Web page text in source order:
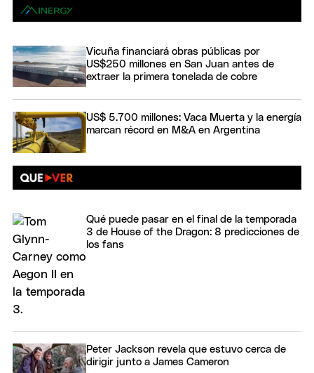
Vicuña financiará obras públicas por
US$250 millones en San Juan antes de
extraer la primera tonelada de cobre
US$ 5.700 millones: Vaca Muerta y la energía
marcan récord en M&A en Argentina
Qué puede pasar en el final de la temporada
3 de House of the Dragon: 8 predicciones de
los fans
Peter Jackson revela que estuvo cerca de
dirigir junto a James Cameron